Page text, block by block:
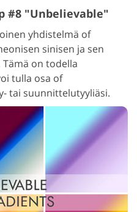
#8 "Unbelievable"
yhdistelmä of
sinisen ja sen
on todella
tulla osa of
tai suunnittelutyyliäsi.